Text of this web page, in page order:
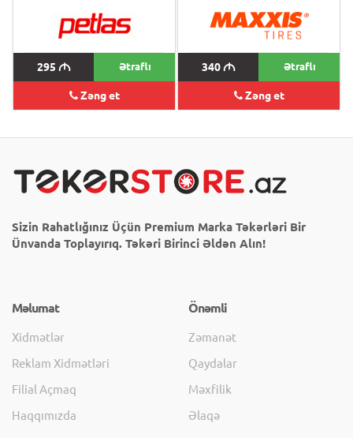
295 M Ətraflı
Zəng et
340M Ətraflı
Zəng et
Sizin Rahatlığınız Üçün Premium Marka Təkərləri Bir
Ünvanda Toplayırıq. Təkəri Birinci Əldən Alın!
Məlumat
Xidmətlər
Reklam Xidmətləri
Filial Açmaq
Haqqımızda
Önəmli
Zəmanət
Qaydalar
Məxfilik
Əlaqə